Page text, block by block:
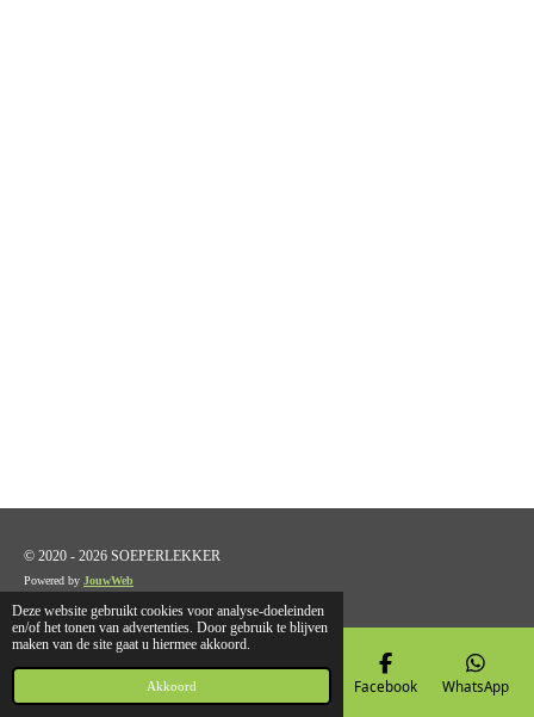
Deze website gebruikt cookies voor analyse-doeleinden
en/of het tonen van advertenties. Door gebruik te blijven
maken van de site gaat u hiermee akkoord.
Akkoord
© 2020 - 2026 SOEPERLEKKER
Powered by JouwWeb
Telefoonnummer Facebook WhatsApp